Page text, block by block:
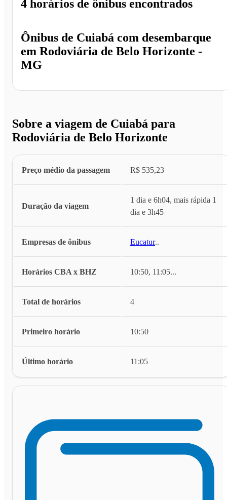
Ônibus de Cuiabá com desembarque
em Rodoviária de Belo Horizonte -
MG
4 horários de ônibus encontrados
Sobre a viagem de Cuiabá para
Rodoviária de Belo Horizonte
Preço médio da passagem R$ 535,23
Duração da viagem
1 dia e 6h04, mais rápida 1
dia e 3h45
Empresas de ônibus Eucatur...
Horários CBA x BHZ 10:50, 11:05...
Total de horários 4
Primeiro horário 10:50
Último horário 11:05